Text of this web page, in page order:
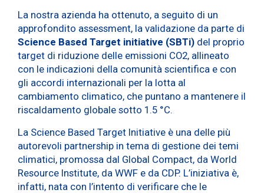
La nostra azienda ha ottenuto, a seguito di un
approfondito assessment, la validazione da parte di
Science Based Target initiative (SBTi) del proprio
target di riduzione delle emissioni CO2, allineato
con le indicazioni della comunità scientifica e con
gli accordi internazionali per la lotta al
cambiamento climatico, che puntano a mantenere il
riscaldamento globale sotto 1.5 °C.
La Science Based Target Initiative è una delle più
autorevoli partnership in tema di gestione dei temi
climatici, promossa dal Global Compact, da World
Resource Institute, da WWF e da CDP. L’iniziativa è,
infatti, nata con l’intento di verificare che le